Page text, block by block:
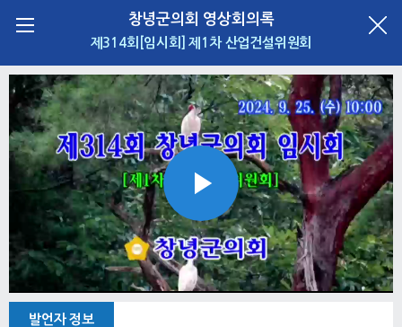
창녕군의회 영상회의록
제314회[임시회] 제1차 산업건설위원회
Play
Video
발언자 정보